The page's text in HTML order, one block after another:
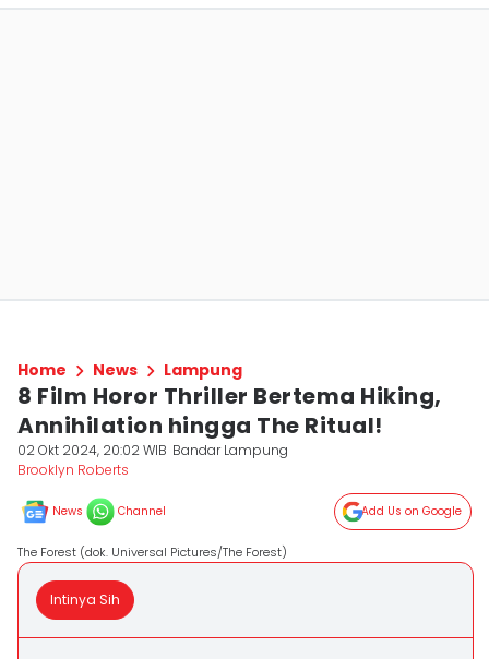
Home News Lampung
8 Film Horor Thriller Bertema Hiking,
Annihilation hingga The Ritual!
02 Okt 2024, 20:02 WIB Bandar Lampung
Brooklyn Roberts
News Channel Add Us on Google
The Forest (dok. Universal Pictures/The Forest)
Intinya Sih